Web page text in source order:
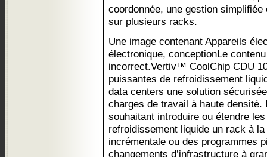
coordonnée, une gestion
sur plusieurs racks.
Une image contenant Appareils
électronique, conceptionLe
incorrect.Vertiv™ CoolChip CDU
puissantes de refroidissement
data centers une solution
charges de travail à haute densité.
souhaitant introduire ou étendre
refroidissement liquide un rack à
incrémentale ou des programmes
changements d’infrastructure à